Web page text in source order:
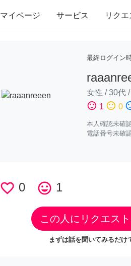
マイページ サービス リクエ
修理・組立 家事 引っ越し
最終ログイン
女性 /30代 /
sentiment_satisfied 1 sentiment_neutral 0
本人確認未確
電話番号未確
favorite_border 0 tag_faces 1
この人にリクエス
まずは話を聞いてみるだけ